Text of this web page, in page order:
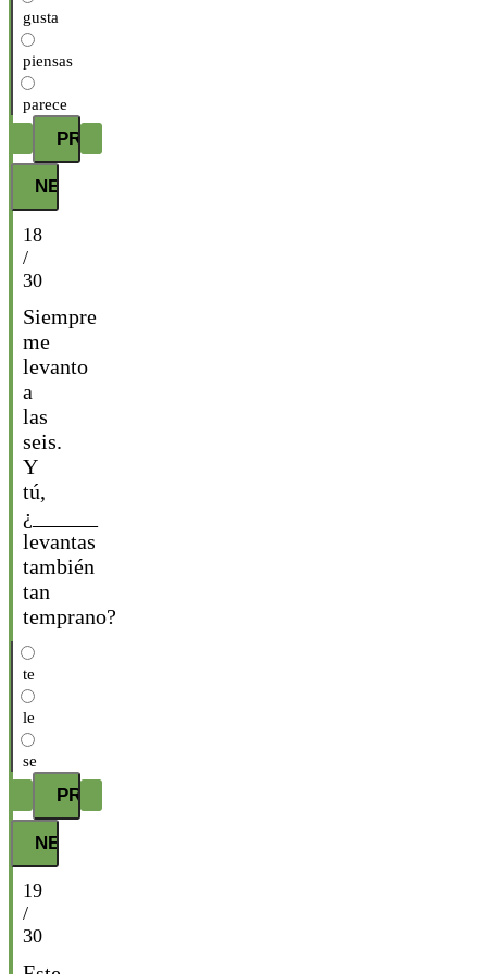
gusta
piensas
parece
18
/
30
Siempre
me
levanto
a
las
seis.
Y
tú,
¿______
levantas
también
tan
temprano?
te
le
se
19
/
30